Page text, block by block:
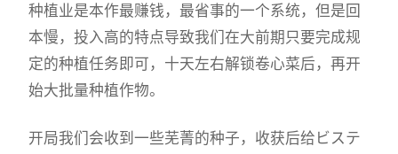
种植业是本作最赚钱，最省事的一个系统，但是回
本慢，投入高的特点导致我们在大前期只要完成规
定的种植任务即可，十天左右解锁卷心菜后，再开
始大批量种植作物。
开局我们会收到一些芜菁的种子，收获后给ビステ